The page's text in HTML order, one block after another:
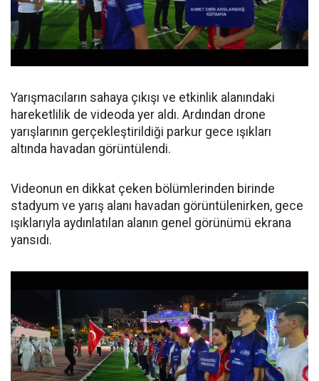
Yarışmacıların sahaya çıkışı ve etkinlik alanındaki
hareketlilik de videoda yer aldı. Ardından drone
yarışlarının gerçekleştirildiği parkur gece ışıkları
altında havadan görüntülendi.
Videonun en dikkat çeken bölümlerinden birinde
stadyum ve yarış alanı havadan görüntülenirken, gece
ışıklarıyla aydınlatılan alanın genel görünümü ekrana
yansıdı.